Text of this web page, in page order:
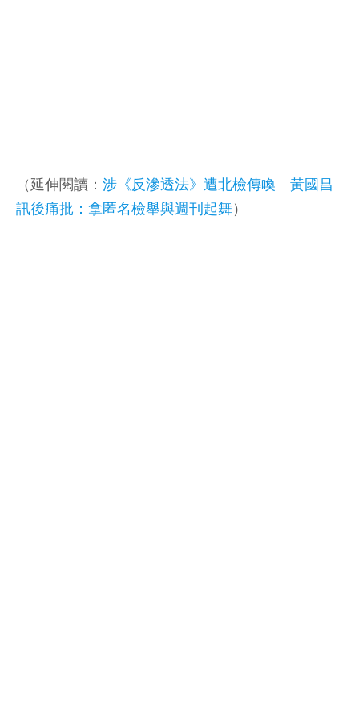
（延伸閱讀： 涉《反滲透法》遭北檢傳喚 黃國昌
訊後痛批：拿匿名檢舉與週刊起舞）